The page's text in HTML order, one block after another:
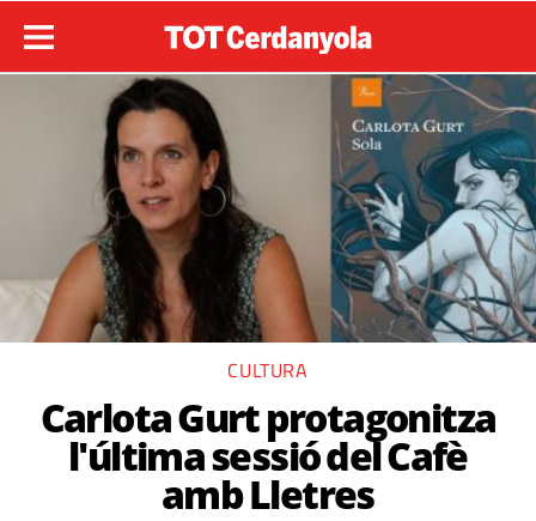
CULTURA
Carlota Gurt protagonitza
l'última sessió del Cafè
amb Lletres